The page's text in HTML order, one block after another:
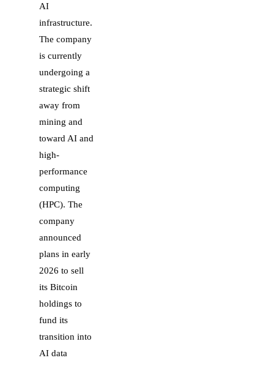
AI
infrastructure.
The company
is currently
undergoing a
strategic shift
away from
mining and
toward AI and
high-
performance
computing
(HPC). The
company
announced
plans in early
2026 to sell
its Bitcoin
holdings to
fund its
transition into
AI data